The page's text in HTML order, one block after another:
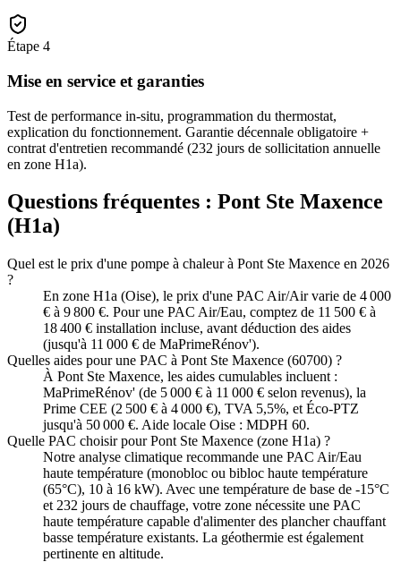
Étape 4
Mise en service et garanties
Test de performance in-situ, programmation du thermostat,
explication du fonctionnement. Garantie décennale obligatoire +
contrat d'entretien recommandé (232 jours de sollicitation annuelle
en zone H1a).
Questions fréquentes : Pont Ste Maxence
(H1a)
Quel est le prix d'une pompe à chaleur à Pont Ste Maxence en 2026
?
En zone H1a (Oise), le prix d'une PAC Air/Air varie de 4 000
€ à 9 800 €. Pour une PAC Air/Eau, comptez de 11 500 € à
18 400 € installation incluse, avant déduction des aides
(jusqu'à 11 000 € de MaPrimeRénov').
Quelles aides pour une PAC à Pont Ste Maxence (60700) ?
À Pont Ste Maxence, les aides cumulables incluent :
MaPrimeRénov' (de 5 000 € à 11 000 € selon revenus), la
Prime CEE (2 500 € à 4 000 €), TVA 5,5%, et Éco-PTZ
jusqu'à 50 000 €. Aide locale Oise : MDPH 60.
Quelle PAC choisir pour Pont Ste Maxence (zone H1a) ?
Notre analyse climatique recommande une PAC Air/Eau
haute température (monobloc ou bibloc haute température
(65°C), 10 à 16 kW). Avec une température de base de -15°C
et 232 jours de chauffage, votre zone nécessite une PAC
haute température capable d'alimenter des plancher chauffant
basse température existants. La géothermie est également
pertinente en altitude.